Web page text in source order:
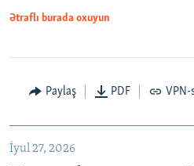
Ətraflı burada oxuyun
Paylaş PDF VPN-
İyul 27, 2026